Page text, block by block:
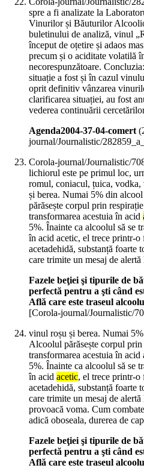
spre a fi analizate la
Vinurilor și Băuturilor
buletinului de analiză, vinul
început de oțetire și adaos
precum și o aciditate volatilă
necorespunzătoare.
situație a fost și în cazul
oprit definitiv vânzarea
clarificarea situației, au fost
vederea continuării
Agenda2004-37-04-comert(
journal/Journalistic/
Corola-journal/Journalistic/
lichiorul este pe primul loc,
romul, coniacul, țuica,
și berea. Numai 5% din
părăsește corpul prin
transformarea acestuia în acid
5%. Înainte ca alcoolul să se
în acid acetic, el trece printr-o
acetadehidă, substanță
care trimite un mesaj de
Fazele beţiei şi tipurile de
perfectă pentru a şti când
Află care este traseul
[Corola-journal/Journalistic/
vinul roșu și berea. Numai
Alcoolul părăsește corpul
transformarea acestuia în
5%. Înainte ca alcoolul să se
în acid acetic, el trece printr-o
acetadehidă, substanță
care trimite un mesaj de
provoacă voma. Cum
adică oboseala, durerea de
Fazele beţiei şi tipurile de
perfectă pentru a şti când
Află care este traseul